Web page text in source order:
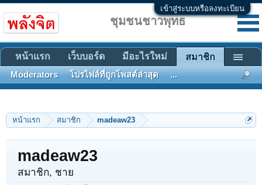
เข้าสู่ระบบหรือลงทะเบียน
หน้าแรก สมาชิก madeaw23
madeaw23
สมาชิก, ชาย
ชุมชนชาวพุทธ
หน้าแรก เว็บบอร์ด มีอะไรใหม่ สมาชิก
Moderators โปรไฟล์ที่ถูกโพสต์ล่าสุด ...